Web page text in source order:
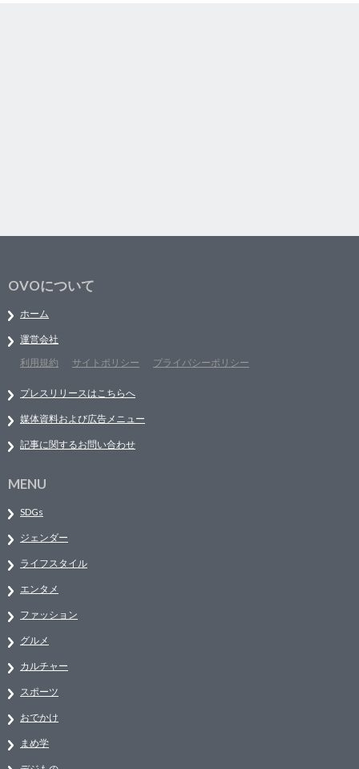
OVOについて
ホーム
運営会社
利用規約
サイトポリシー プライバシーポリシー
プレスリリースはこちらへ
媒体資料および広告メニュー
記事に関するお問い合わせ
MENU
SDGs
ジェンダー
ライフスタイル
エンタメ
ファッション
グルメ
カルチャー
スポーツ
おでかけ
まめ学